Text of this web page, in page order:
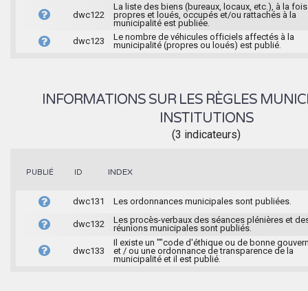
dwc122
La liste des biens (bureaux, locaux, etc.), à la fois
propres et loués, occupés et/ou rattachés à la
municipalité est publiée.
dwc123
Le nombre de véhicules officiels affectés à la
municipalité (propres ou loués) est publié.
INFORMATIONS SUR LES RÈGLES
INSTITUTIONS
(3 indicateurs)
PUBLIÉ ID INDEX
dwc131 Les ordonnances municipales sont publiées.
dwc132
Les procès-verbaux des séances plénières et
réunions municipales sont publiés.
dwc133
Il existe un ""code d'éthique ou de bonne
et / ou une ordonnance de transparence de la
municipalité et il est publié.